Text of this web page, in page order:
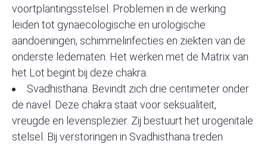
voortplantingsstelsel. Problemen in de werking
leiden tot gynaecologische en urologische
aandoeningen, schimmelinfecties en ziekten van de
onderste ledematen. Het werken met de Matrix van
het Lot begint bij deze chakra.
Svadhisthana. Bevindt zich drie centimeter onder
de navel. Deze chakra staat voor seksualiteit,
vreugde en levensplezier. Zij bestuurt het urogenitale
stelsel. Bij verstoringen in Svadhisthana treden